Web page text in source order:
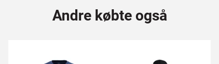
Andre købte også